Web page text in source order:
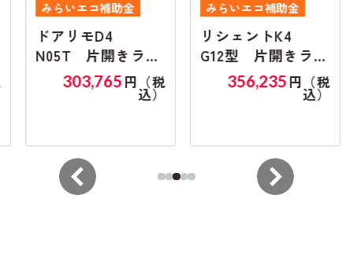
みらいエコ補助金
ドアリモD4
N05T 片開きラン
マ無し303,765円（税
込）
みらいエコ補助金
リシェントK4
G12型 片開きラン
マ無し356,235円（税
込）